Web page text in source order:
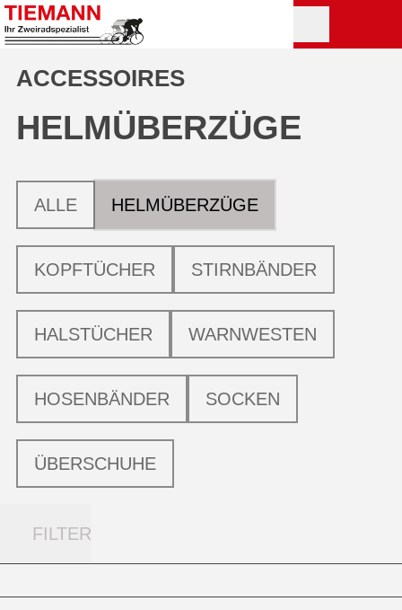
ACCESSOIRES
HELMÜBERZÜGE
ALLE HELMÜBERZÜGE
KOPFTÜCHER STIRNBÄNDER
HALSTÜCHER WARNWESTEN
HOSENBÄNDER SOCKEN
ÜBERSCHUHE
FILTER